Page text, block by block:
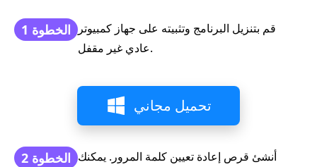
الخطوة 1
قم بتنزيل البرنامج وتثبيته على جهاز كمبيوتر
عادي غير مقفل.
تحميل مجاني
الخطوة 2 أنشئ قرص إعادة تعيين كلمة المرور. يمكنك